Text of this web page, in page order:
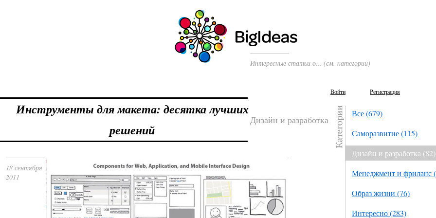
Интересные статьи о... (см. категории)
Инструменты для макета: десятка лучших
решений
Дизайн и разработка
18 сентября
2011
Войти Регистрация
Все (679)
Саморазвитие (115)
Дизайн и разработка (82)
Менеджмент и фриланс
Образ жизни (76)
Интересно (283)